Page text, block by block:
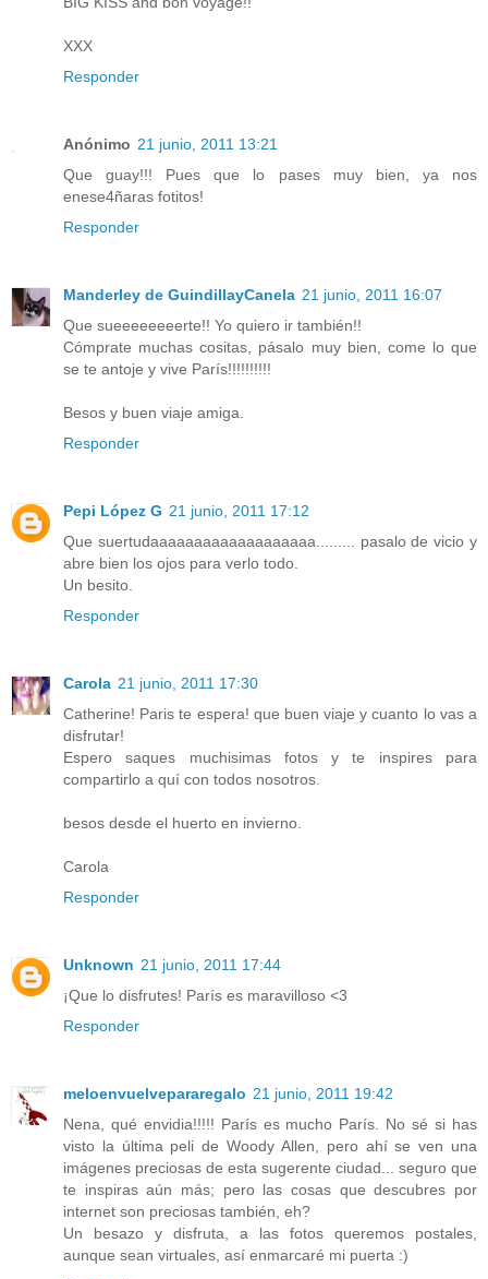
XXX
Responder
Anónimo 21 junio, 2011 13:21
Que guay!!! Pues que lo pases muy bien, ya nos
enese4ñaras fotitos!
Responder
Manderley de GuindillayCanela 21 junio, 2011 16:07
Que sueeeeeeeerte!! Yo quiero ir también!!
Cómprate muchas cositas, pásalo muy bien, come lo que
se te antoje y vive París!!!!!!!!!!
Besos y buen viaje amiga.
Responder
Pepi López G 21 junio, 2011 17:12
Que suertudaaaaaaaaaaaaaaaaaaa......... pasalo de vicio y
abre bien los ojos para verlo todo.
Un besito.
Responder
Carola 21 junio, 2011 17:30
Catherine! Paris te espera! que buen viaje y cuanto lo vas a
disfrutar!
Espero saques muchisimas fotos y te inspires para
compartirlo a quí con todos nosotros.
besos desde el huerto en invierno.
Carola
Responder
Unknown 21 junio, 2011 17:44
¡Que lo disfrutes! París es maravilloso <3
Responder
meloenvuelvepararegalo 21 junio, 2011 19:42
Nena, qué envidia!!!!! París es mucho París. No sé si has
visto la última peli de Woody Allen, pero ahí se ven una
imágenes preciosas de esta sugerente ciudad... seguro que
te inspiras aún más; pero las cosas que descubres por
internet son preciosas también, eh?
Un besazo y disfruta, a las fotos queremos postales,
aunque sean virtuales, así enmarcaré mi puerta :)